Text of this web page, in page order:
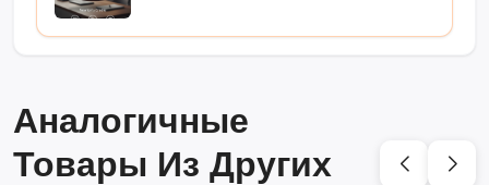
Аналогичные
Товары Из Других